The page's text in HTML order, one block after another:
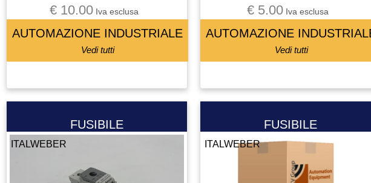
DOMOTICA
DRIVER
ELETTROMANDRINO
ELETTROVALVOLA VALVOLA
ENCODER
FERRITE TORROIDALE
FRENO MOTORE
€ 10.00Iva esclusa
AUTOMAZIONE INDUSTRIALE
Vedi tutti
€ 5.00Iva esclusa
AUTOMAZIONE
Vedi tutti
FUSIBILE
ITALWEBER
FUSIBILE
ITALWEBER